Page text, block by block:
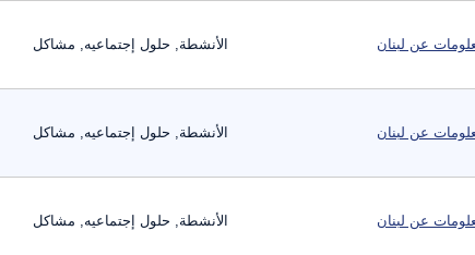
عن لبنان الأنشطة, حلول إجتماعيه, مشاكل
عن لبنان الأنشطة, حلول إجتماعيه, مشاكل
عن لبنان الأنشطة, حلول إجتماعيه, مشاكل